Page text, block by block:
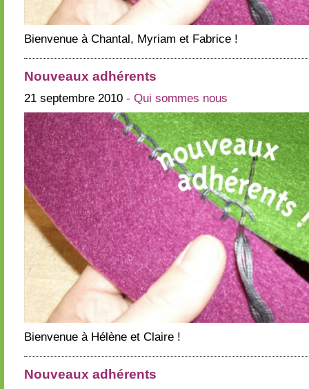
Bienvenue à Chantal, Myriam et Fabrice !
Nouveaux adhérents
21 septembre 2010 - Qui sommes nous
Bienvenue à Hélène et Claire !
Nouveaux adhérents